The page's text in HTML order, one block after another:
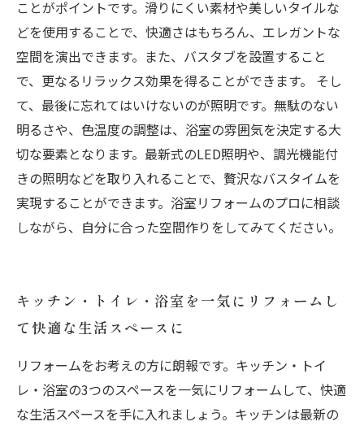
ことがポイントです。滑りにくい素材や美しいタイルな
どを使用することで、快適さはもちろん、エレガントな
空間を演出できます。また、バスタブを設置すること
で、更なるリラックス効果を得ることができます。 そし
て、最後に忘れてはいけないのが照明です。無駄のない
明るさや、色温度の調整は、浴室の雰囲気を決定する大
切な要素となります。最新式のLED照明や、調光機能付
きの照明などを取り入れることで、贅沢なバスタイムを
実現することができます。浴室リフォームのプロに相談
しながら、自分に合った空間作りをしてみてください。
キッチン・トイレ・浴室を一気にリフォームし
て快適な生活スペースに
リフォームをお考えの方に朗報です。キッチン・トイ
レ・浴室の3つのスペースを一気にリフォームして、快適
な生活スペースを手に入れましょう。キッチンは最新の